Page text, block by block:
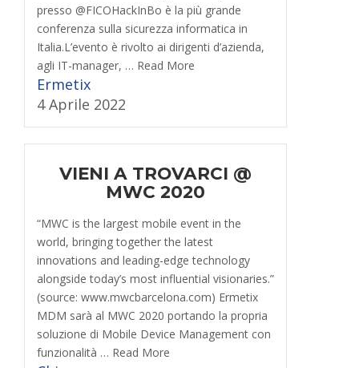
presso @FICOHackInBo è la più grande
conferenza sulla sicurezza informatica in
Italia.L’evento è rivolto ai dirigenti d’azienda,
agli IT-manager, … Read More
Ermetix
4 Aprile 2022
VIENI A TROVARCI @
MWC 2020
“MWC is the largest mobile event in the
world, bringing together the latest
innovations and leading-edge technology
alongside today’s most influential visionaries.”
(source: www.mwcbarcelona.com) Ermetix
MDM sarà al MWC 2020 portando la propria
soluzione di Mobile Device Management con
funzionalità … Read More